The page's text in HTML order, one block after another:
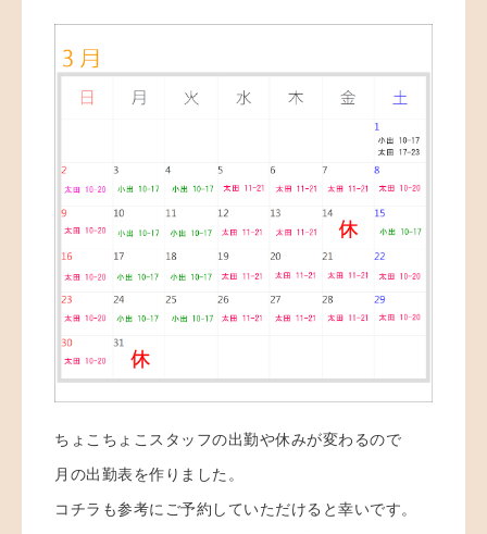
ちょこちょこスタッフの出勤や休みが変わるので
月の出勤表を作りました。
コチラも参考にご予約していただけると幸いです。